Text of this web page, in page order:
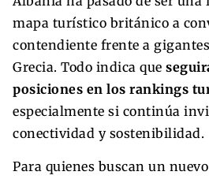
mapa turístico británico a
contendiente frente a
Grecia. Todo indica que
posiciones en los rankings
especialmente si continúa
conectividad y sostenibilidad.
Para quienes buscan un